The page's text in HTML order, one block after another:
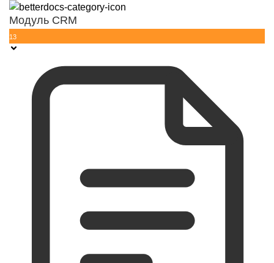
Модуль CRM
13